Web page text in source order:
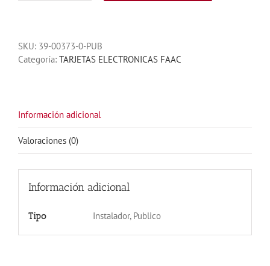
1PH
780D
SKU: 39-00373-0-PUB
Categoría: TARJETAS ELECTRONICAS FAAC
Información adicional
Valoraciones (0)
Información adicional
Tipo Instalador, Publico